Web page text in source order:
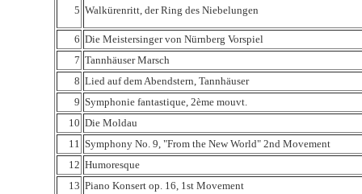
5 Walkürenritt, der Ring des Niebelungen
6 Die Meistersinger von Nürnberg Vorspiel
7 Tannhäuser Marsch
8 Lied auf dem Abendstern, Tannhäuser
9 Symphonie fantastique, 2ème mouvt.
10 Die Moldau
11 Symphony No. 9, "From the New World" 2nd Movement
12 Humoresque
13 Piano Konsert op. 16, 1st Movement